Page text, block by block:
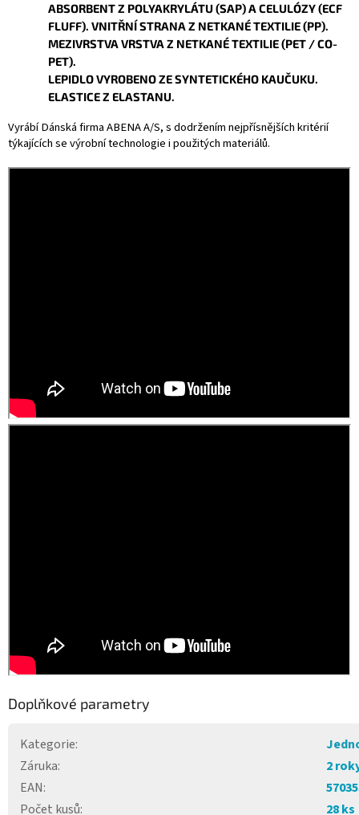
ABSORBENT Z POLYAKRYLÁTU (SAP) A CELULÓZY (ECF
FLUFF). VNITŘNÍ STRANA Z NETKANÉ TEXTILIE (PP).
MEZIVRSTVA VRSTVA Z NETKANÉ TEXTILIE (PET / CO-
PET).
LEPIDLO VYROBENO ZE SYNTETICKÉHO KAUČUKU.
ELASTICE Z ELASTANU.
Vyrábí Dánská firma ABENA A/S, s dodržením nejpřísnějších kritérií
týkajících se výrobní technologie i použitých materiálů.
Doplňkové parametry
Kategorie:
Záruka:
2
EAN:
Počet kusů: 28 ks